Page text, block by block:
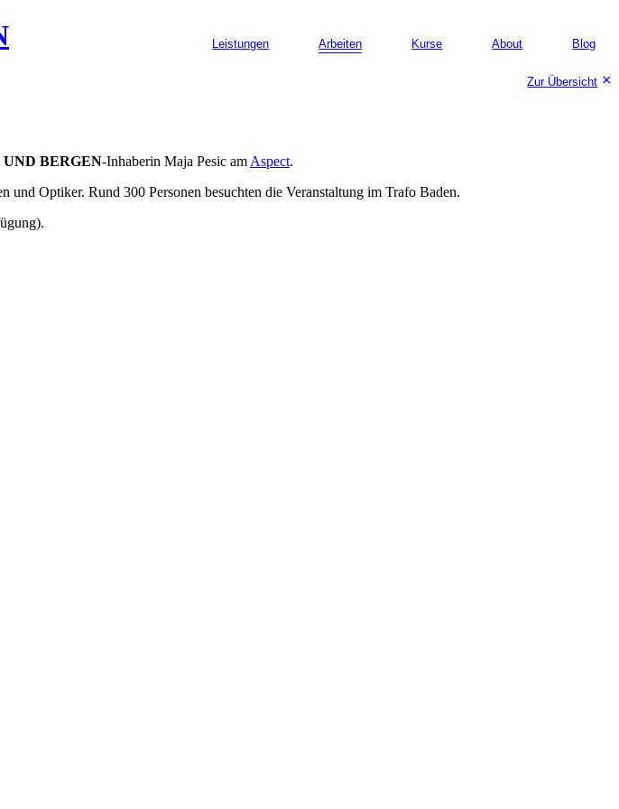
Leistungen Arbeiten Kurse About Blog
Zur Übersicht ×
UND BERGEN-Inhaberin Maja Pesic am Aspect.
Optiker. Rund 300 Personen besuchten die Veranstaltung im Trafo Baden.